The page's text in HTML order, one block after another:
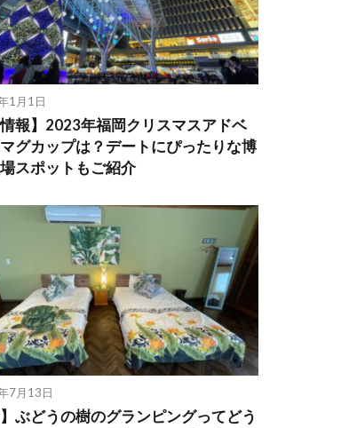
1月1日
情報】2023年福岡クリスマスアドベ
グカップは？デートにぴったりな博
スポットもご紹介
7月13日
】ぶどうの樹のグランピングってどう